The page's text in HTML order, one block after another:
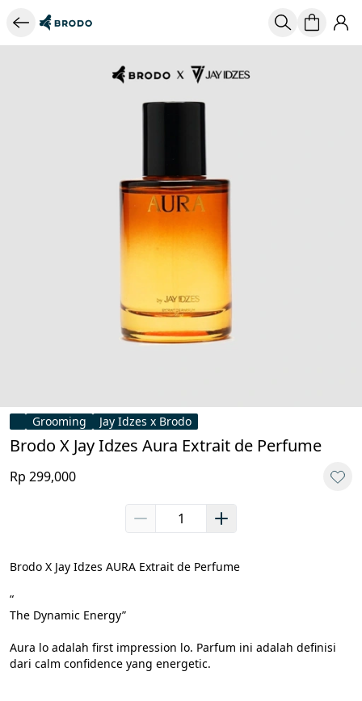
Grooming Jay Idzes x Brodo
Brodo X Jay Idzes ⁠Aura Extrait de Perfume
Rp 299,000
Brodo X Jay Idzes AURA Extrait de Perfume
“
The Dynamic Energy”
Aura lo adalah first impression lo. Parfum ini adalah definisi
dari calm confidence yang energetic.